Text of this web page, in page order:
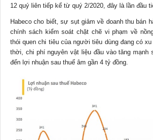
12 quý liên tiếp kể từ quý 2/2020, đây là lần đầu
Habeco cho biết, sự sụt giảm về doanh thu bán
chính sách kiểm soát chặt chẽ vi phạm về
thói quen chi tiêu của ngườitiêu dùngđang có
thời, chi phí nguyên vật liệu đầu vào tăng mạnh
đến lợi nhuận sau thuế âm gần 4 tỷ đồng.